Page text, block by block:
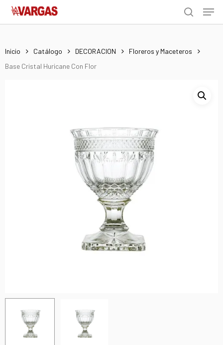
Skip
search
Menu
Inicio Catálogo DECORACION
Floreros y Maceteros
Base Cristal Huricane Con Flor